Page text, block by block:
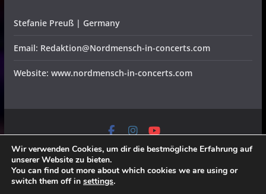
Stefanie Preuß | Germany
Email: Redaktion@Nordmensch-in-concerts.com
Website: www.nordmensch-in-concerts.com
Galerien
TeamPartner Datenschutz/Impressum
All rights reserved, all pictures belong to the fotographers,
send requests to redaktion@nordmensch-in-concerts.com
Wir verwenden Cookies, um dir die bestmögliche Erfahrung auf
unserer Website zu bieten.
You can find out more about which cookies we are using or
switch them off in settings.